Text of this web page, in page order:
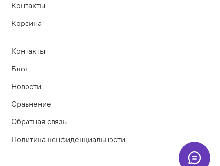
Контакты
Корзина
Контакты
Блог
Новости
Сравнение
Обратная связь
Политика конфиденциальности